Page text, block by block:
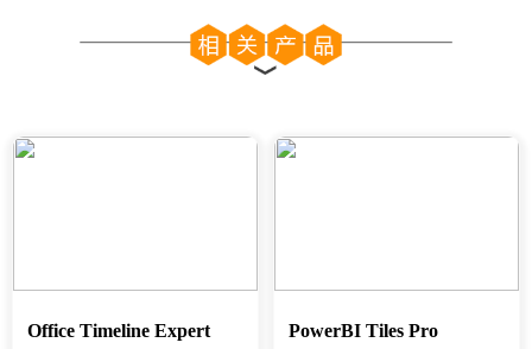
Office Timeline Expert PowerBI Tiles Pro